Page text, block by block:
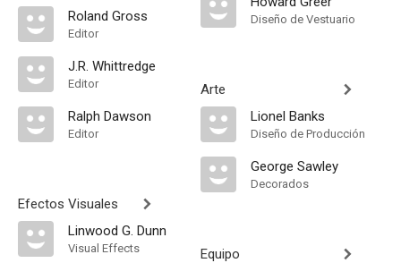
Roland Gross
Editor
J.R. Whittredge
Editor
Ralph Dawson
Editor
Efectos Visuales
Linwood G. Dunn
Visual Effects
Diseño de Vestuario
Arte
Lionel Banks
Diseño de Producción
George Sawley
Decorados
Equipo